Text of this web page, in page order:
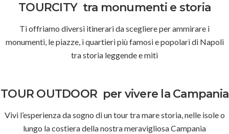
TOURCITY tra monumenti e storia
Ti offriamo diversi itinerari da scegliere per ammirare i
monumenti, le piazze, i quartieri più famosi e popolari di Napoli
tra storia leggende e miti
TOUR OUTDOOR per vivere la Campania
Vivi l’esperienza da sogno di un tour tra mare storia, nelle isole o
lungo la costiera della nostra meravigliosa Campania